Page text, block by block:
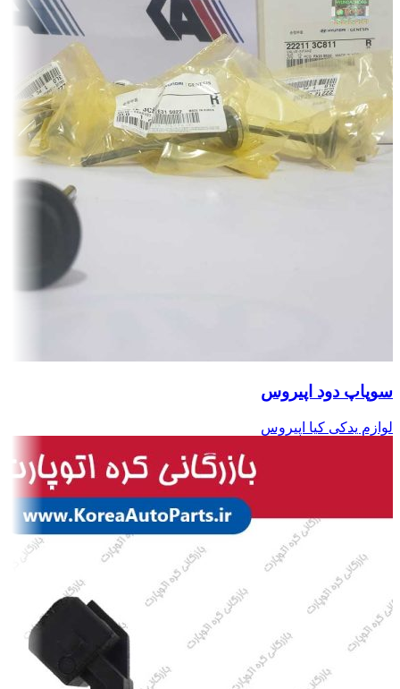
سوپاپ دود اپیروس
لوازم یدکی کیا اپیروس